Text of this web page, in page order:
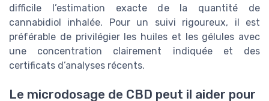
difficile l’estimation exacte de la quantité de
cannabidiol inhalée. Pour un suivi rigoureux, il est
préférable de privilégier les huiles et les gélules avec
une concentration clairement indiquée et des
certificats d’analyses récents.
Le microdosage de CBD peut il aider pour